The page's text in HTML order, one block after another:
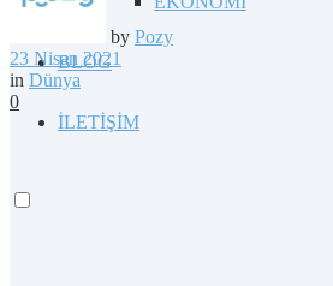
BLOG
İLETİŞİM
by Pozy
23 Nisan 2021
in Dünya
0